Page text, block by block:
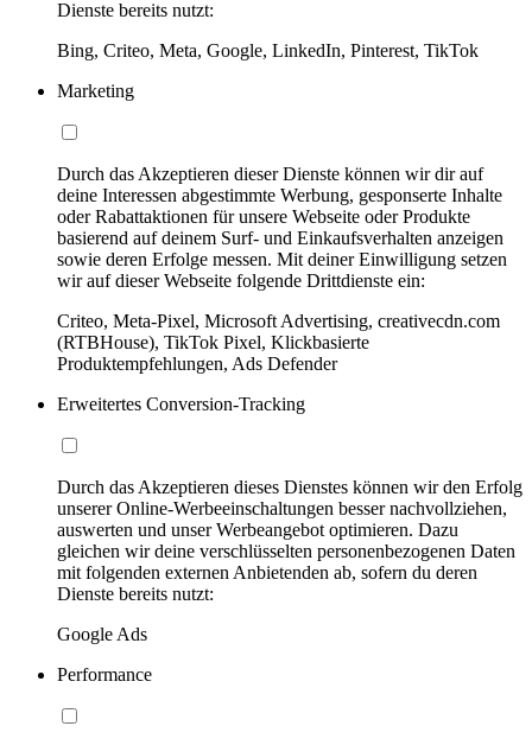
Dienste bereits nutzt:
Bing, Criteo, Meta, Google, LinkedIn, Pinterest, TikTok
Marketing
Durch das Akzeptieren dieser Dienste können wir dir auf
deine Interessen abgestimmte Werbung, gesponserte Inhalte
oder Rabattaktionen für unsere Webseite oder Produkte
basierend auf deinem Surf- und Einkaufsverhalten anzeigen
sowie deren Erfolge messen. Mit deiner Einwilligung setzen
wir auf dieser Webseite folgende Drittdienste ein:
Criteo, Meta-Pixel, Microsoft Advertising, creativecdn.com
(RTBHouse), TikTok Pixel, Klickbasierte
Produktempfehlungen, Ads Defender
Erweitertes Conversion-Tracking
Durch das Akzeptieren dieses Dienstes können wir den Erfolg
unserer Online-Werbeeinschaltungen besser nachvollziehen,
auswerten und unser Werbeangebot optimieren. Dazu
gleichen wir deine verschlüsselten personenbezogenen Daten
mit folgenden externen Anbietenden ab, sofern du deren
Dienste bereits nutzt:
Google Ads
Performance